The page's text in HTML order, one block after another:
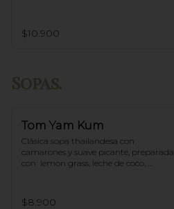
$10.900
Tom Yam Kum
Clásica sopa thailandesa con
camarones y suave picante, preparada
con  lemon grass, leche de coco,
$8.900